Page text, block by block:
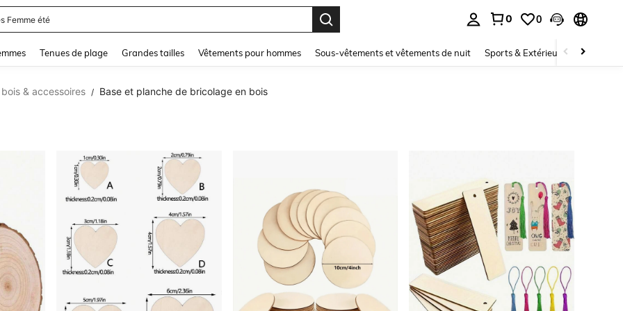
0 0
Tenues de plage Grandes tailles Vêtements pour hommes Sous-vêtements et vêtements de nuit Sports & Extérieur Enfants
& accessoires / Base et planche de bricolage en bois